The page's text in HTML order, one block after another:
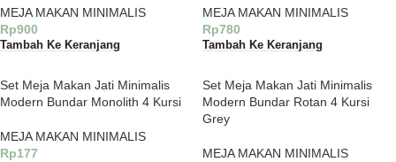
MEJA MAKAN MINIMALIS
Rp900
Tambah Ke Keranjang
MEJA MAKAN MINIMALIS
Rp780
Tambah Ke Keranjang
Set Meja Makan Jati Minimalis
Modern Bundar Monolith 4 Kursi
MEJA MAKAN MINIMALIS
Rp177
Set Meja Makan Jati Minimalis
Modern Bundar Rotan 4 Kursi
Grey
MEJA MAKAN MINIMALIS